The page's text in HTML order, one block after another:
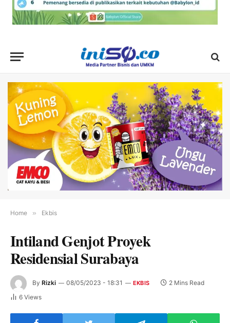
Home » Ekbis
Intiland Genjot Proyek
Residensial Surabaya
By Rizki 08/05/2023 - 18:31 EKBIS
2 Mins Read
6 Views